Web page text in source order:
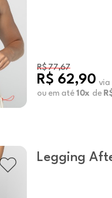
R$ 77,67
R$ 62,90 via
ou em até 10x de
Legging